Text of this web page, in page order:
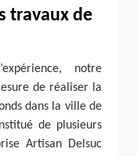
travaux de
notre
de réaliser la
dans la ville de
de plusieurs
Artisan Delsuc